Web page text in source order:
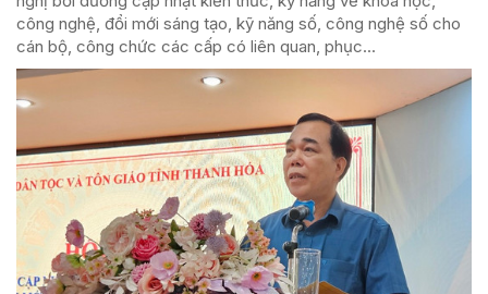
công nghệ, đổi mới sáng tạo, kỹ năng số, công nghệ số cho
cán bộ, công chức các cấp có liên quan, phục...